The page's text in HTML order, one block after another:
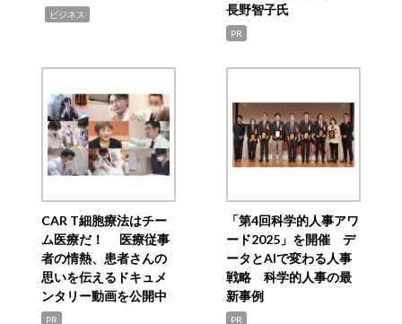
ビジネス
長野智子氏
PR
CAR T細胞療法はチー
ム医療だ！ 医療従事
者の情熱、患者さんの
思いを伝えるドキュメ
ンタリー動画を公開中
PR
「第4回科学的人事アワ
ード2025」を開催 デ
ータとAIで変わる人事
戦略 科学的人事の最
新事例
PR